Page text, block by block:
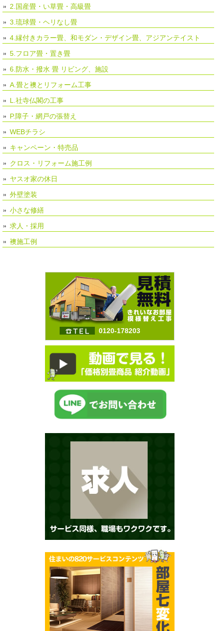
2.国産畳・い草畳・高級畳
3.琉球畳・ヘリなし畳
4.縁付きカラー畳、和モダン・デザイン畳、アジアンテイスト
5.フロア畳・置き畳
6.防水・撥水 畳 リビング、施設
A.畳と襖とリフォーム工事
L.社寺仏閣の工事
P.障子・網戸の張替え
WEBチラシ
キャンペーン・特売品
クロス・リフォーム施工例
ヤスオ家の休日
外壁塗装
小さな修繕
求人・採用
襖施工例
0120-178203